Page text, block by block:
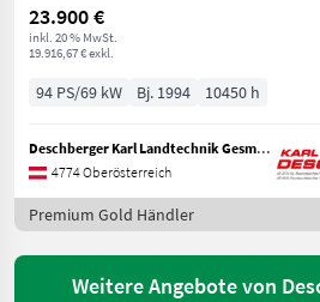
23.900 €
inkl. 20 % MwSt.
19.916,67 € exkl.
94 PS/69 kW Bj. 1994 10450 h
Deschberger Karl Landtechnik GesmbH & Co KG
4774 Oberösterreich
Premium Gold Händler
Weitere Angebote von